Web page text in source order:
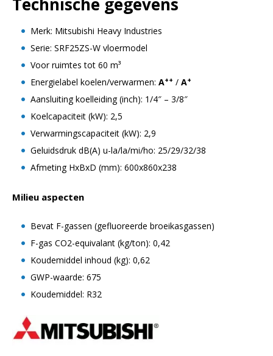
Merk: Mitsubishi Heavy Industries
Serie: SRF25ZS-W vloermodel
Voor ruimtes tot 60 m³
Energielabel koelen/verwarmen: A++ / A+
Aansluiting koelleiding (inch): 1/4″ – 3/8″
Koelcapaciteit (kW): 2,5
Verwarmingscapaciteit (kW): 2,9
Geluidsdruk dB(A) u-la/la/mi/ho: 25/29/32/38
Afmeting HxBxD (mm): 600x860x238
Milieu aspecten
Bevat F-gassen (gefluoreerde broeikasgassen)
F-gas CO2-equivalant (kg/ton): 0,42
Koudemiddel inhoud (kg): 0,62
GWP-waarde: 675
Koudemiddel: R32